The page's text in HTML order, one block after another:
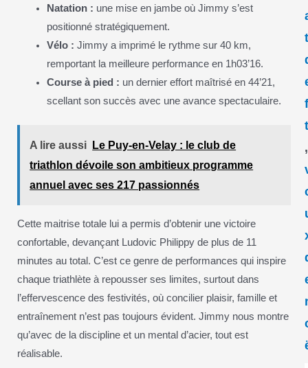
Natation : une mise en jambe où Jimmy s’est
positionné stratégiquement.
Vélo : Jimmy a imprimé le rythme sur 40 km,
remportant la meilleure performance en 1h03’16.
Course à pied : un dernier effort maîtrisé en 44’21,
scellant son succès avec une avance spectaculaire.
A lire aussi
Le Puy-en-Velay : le club de
triathlon dévoile son ambitieux programme
annuel avec ses 217 passionnés
Cette maitrise totale lui a permis d’obtenir une victoire
confortable, devançant Ludovic Philippy de plus de 11
minutes au total. C’est ce genre de performances qui inspire
chaque triathlète à repousser ses limites, surtout dans
l’effervescence des festivités, où concilier plaisir, famille et
entraînement n’est pas toujours évident. Jimmy nous montre
qu’avec de la discipline et un mental d’acier, tout est
réalisable.
,